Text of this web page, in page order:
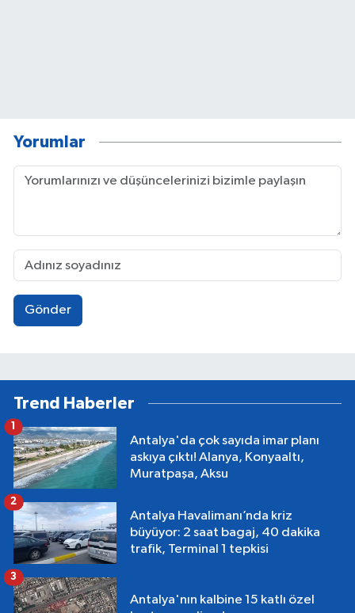
Yorumlar
Gönder
Trend Haberler
Antalya'da çok sayıda imar planı
askıya çıktı! Alanya, Konyaaltı,
Muratpaşa, Aksu
1
Antalya Havalimanı’nda kriz
büyüyor: 2 saat bagaj, 40 dakika
trafik, Terminal 1 tepkisi
2
Antalya'nın kalbine 15 katlı özel
3